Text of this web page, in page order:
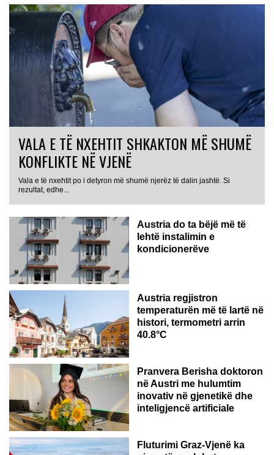
VALA E TË NXEHTIT SHKAKTON MË SHUMË
KONFLIKTE NË VJENË
Vala e të nxehtit po i detyron më shumë njerëz të dalin jashtë. Si
rezultat, edhe...
Austria do ta bëjë më të
lehtë instalimin e
kondicionerëve
Austria regjistron
temperaturën më të lartë në
histori, termometri arrin
40.8°C
AUSTRI
Pranvera Berisha doktoron
në Austri me hulumtim
inovativ në gjenetikë dhe
inteligjencë artificiale
Fluturimi Graz-Vjenë ka